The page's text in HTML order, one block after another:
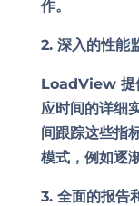
作。
2. 深入的性能
LoadView 提
应时间的详细
间跟踪这些指
模式，例如逐
3. 全面的报告